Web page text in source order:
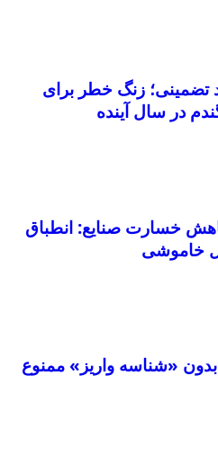
تضمینی؛ زنگ خطر برای
در سال آینده
خسارت صنایع: انطباق
خاموشی
«شناسه واریز» ممنوع